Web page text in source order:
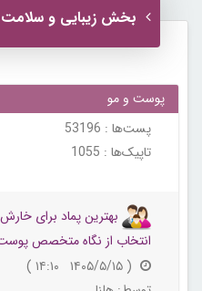
بخش زیبایی و سلامت
پوست و مو
پست‌ها : 53196
تاپیک‌ها : 1055
بهترین پماد برای
انتخاب از نگاه متخصص
( ۱۴۰۵/۵/۱۵ ۱۴:۱۰ )